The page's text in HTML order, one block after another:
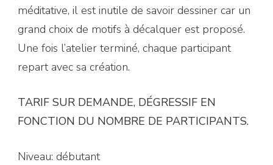
méditative, il est inutile de savoir dessiner car un
grand choix de motifs à décalquer est proposé.
Une fois l’atelier terminé, chaque participant
repart avec sa création.
TARIF SUR DEMANDE, DÉGRESSIF EN
FONCTION DU NOMBRE DE PARTICIPANTS.
Niveau: débutant